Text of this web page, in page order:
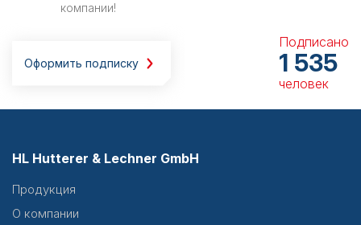
компании!
Оформить подписку
Подписано
1 535
человек
HL Hutterer & Lechner GmbH
Продукция
О компании